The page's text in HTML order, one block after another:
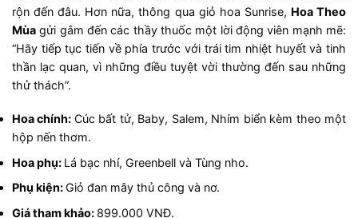
rộn đến đâu. Hơn nữa, thông qua giỏ hoa Sunrise, Hoa Theo
Mùa gửi gắm đến các thầy thuốc một lời động viên mạnh mẽ:
“Hãy tiếp tục tiến về phía trước với trái tim nhiệt huyết và tinh
thần lạc quan, vì những điều tuyệt vời thường đến sau những
thử thách”.
Hoa chính: Cúc bất tử, Baby, Salem, Nhím biển kèm theo một
hộp nến thơm.
Hoa phụ: Lá bạc nhí, Greenbell và Tùng nho.
Phụ kiện:Giỏ đan mây thủ công và nơ.
Giá tham khảo: 899.000 VNĐ.